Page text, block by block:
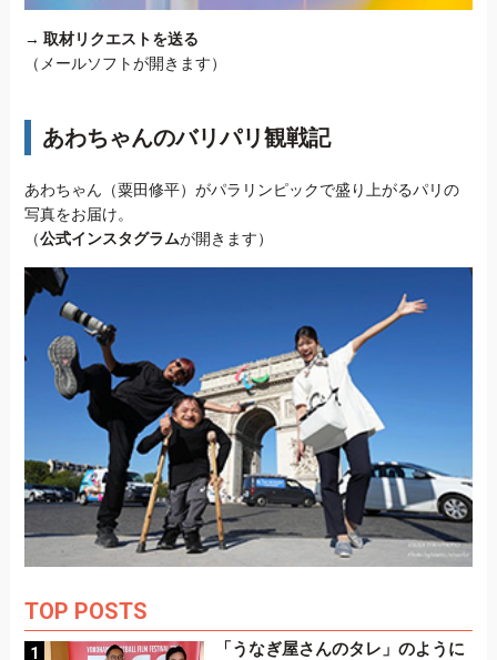
→ 取材リクエストを送る
（メールソフトが開きます）
あわちゃんのバリパリ観戦記
あわちゃん（粟田修平）がパラリンピックで盛り上がるパリの
写真をお届け。
（公式インスタグラムが開きます）
TOP POSTS
「うなぎ屋さんのタレ」のように